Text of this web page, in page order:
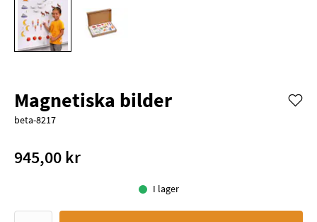
Magnetiska bilder
beta-8217
945,00 kr
I lager